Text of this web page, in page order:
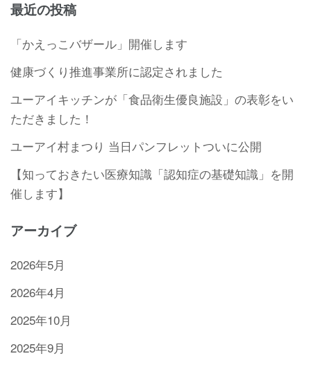
最近の投稿
「かえっこバザール」開催します
健康づくり推進事業所に認定されました
ユーアイキッチンが「食品衛生優良施設」の表彰をい
ただきました！
ユーアイ村まつり 当日パンフレットついに公開
【知っておきたい医療知識「認知症の基礎知識」を開
催します】
アーカイブ
2026年5月
2026年4月
2025年10月
2025年9月